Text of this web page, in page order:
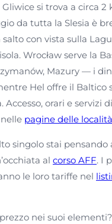
Gliwice si trova a circa
da tutta la Slesia è
salto con vista sulla
Wrocław serve la
Mazury — i
Hel offre il Baltico
Accesso, orari e servizi
pagine delle località
singolo stai pensando
al corso AFF. I
le loro tariffe nel
nei suoi